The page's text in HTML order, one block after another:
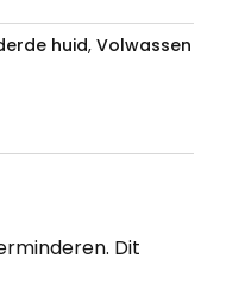
huid,Volwassen
Dit